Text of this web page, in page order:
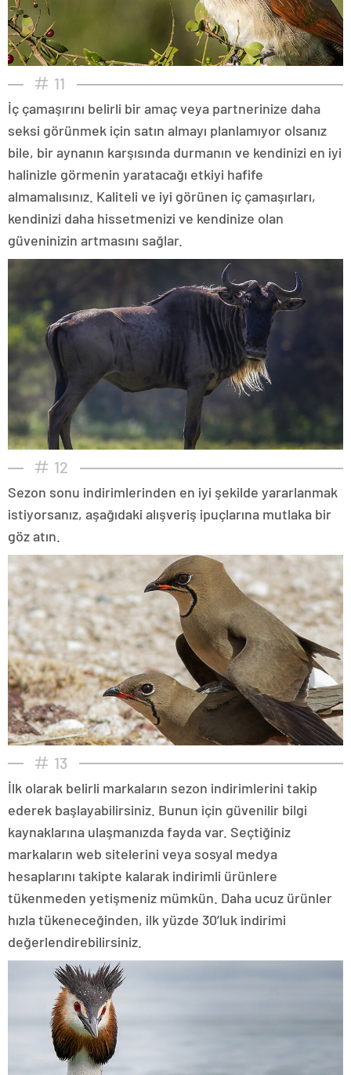
11
İç çamaşırını belirli bir amaç veya partnerinize daha
seksi görünmek için satın almayı planlamıyor olsanız
bile, bir aynanın karşısında durmanın ve kendinizi en iyi
halinizle görmenin yaratacağı etkiyi hafife
almamalısınız. Kaliteli ve iyi görünen iç çamaşırları,
kendinizi daha hissetmenizi ve kendinize olan
güveninizin artmasını sağlar.
12
Sezon sonu indirimlerinden en iyi şekilde yararlanmak
istiyorsanız, aşağıdaki alışveriş ipuçlarına mutlaka bir
göz atın.
13
İlk olarak belirli markaların sezon indirimlerini takip
ederek başlayabilirsiniz. Bunun için güvenilir bilgi
kaynaklarına ulaşmanızda fayda var. Seçtiğiniz
markaların web sitelerini veya sosyal medya
hesaplarını takipte kalarak indirimli ürünlere
tükenmeden yetişmeniz mümkün. Daha ucuz ürünler
hızla tükeneceğinden, ilk yüzde 30’luk indirimi
değerlendirebilirsiniz.